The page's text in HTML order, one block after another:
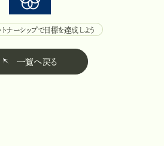
ナーシップで目標を達成しよう
トナーシップで目標を達成しよう
一覧へ戻る
一覧へ戻る